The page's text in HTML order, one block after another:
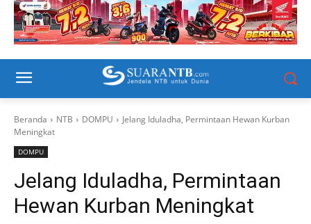
Beranda NTB DOMPU
Jelang Iduladha, Permintaan Hewan Kurban
Meningkat
DOMPU
Jelang Iduladha, Permintaan
Hewan Kurban Meningkat